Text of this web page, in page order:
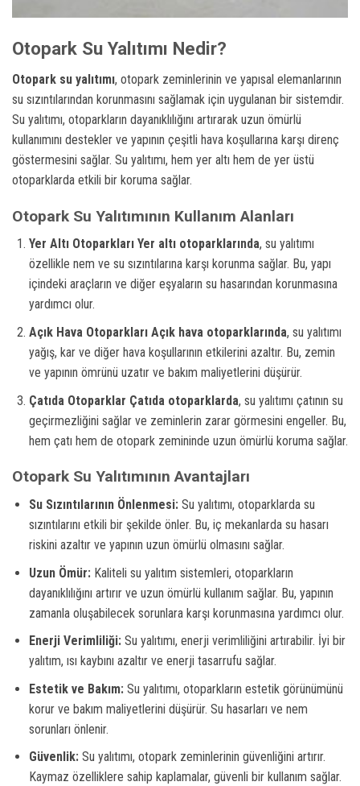
Otopark Su Yalıtımı Nedir?
Otopark su yalıtımı, otopark zeminlerinin ve yapısal elemanlarının
su sızıntılarından korunmasını sağlamak için uygulanan bir sistemdir.
Su yalıtımı, otoparkların dayanıklılığını artırarak uzun ömürlü
kullanımını destekler ve yapının çeşitli hava koşullarına karşı direnç
göstermesini sağlar. Su yalıtımı, hem yer altı hem de yer üstü
otoparklarda etkili bir koruma sağlar.
Otopark Su Yalıtımının Kullanım Alanları
Yer Altı Otoparkları Yer altı otoparklarında, su yalıtımı
özellikle nem ve su sızıntılarına karşı korunma sağlar. Bu, yapı
içindeki araçların ve diğer eşyaların su hasarından korunmasına
yardımcı olur.
Açık Hava Otoparkları Açık hava otoparklarında, su yalıtımı
yağış, kar ve diğer hava koşullarının etkilerini azaltır. Bu, zemin
ve yapının ömrünü uzatır ve bakım maliyetlerini düşürür.
Çatıda Otoparklar Çatıda otoparklarda, su yalıtımı çatının su
geçirmezliğini sağlar ve zeminlerin zarar görmesini engeller. Bu,
hem çatı hem de otopark zemininde uzun ömürlü koruma sağlar.
Otopark Su Yalıtımının Avantajları
Su Sızıntılarının Önlenmesi:Su yalıtımı, otoparklarda su
sızıntılarını etkili bir şekilde önler. Bu, iç mekanlarda su hasarı
riskini azaltır ve yapının uzun ömürlü olmasını sağlar.
Uzun Ömür:Kaliteli su yalıtım sistemleri, otoparkların
dayanıklılığını artırır ve uzun ömürlü kullanım sağlar. Bu, yapının
zamanla oluşabilecek sorunlara karşı korunmasına yardımcı olur.
Enerji Verimliliği:Su yalıtımı, enerji verimliliğini artırabilir. İyi bir
yalıtım, ısı kaybını azaltır ve enerji tasarrufu sağlar.
Estetik ve Bakım:Su yalıtımı, otoparkların estetik görünümünü
korur ve bakım maliyetlerini düşürür. Su hasarları ve nem
sorunları önlenir.
Güvenlik:Su yalıtımı, otopark zeminlerinin güvenliğini artırır.
Kaymaz özelliklere sahip kaplamalar, güvenli bir kullanım sağlar.